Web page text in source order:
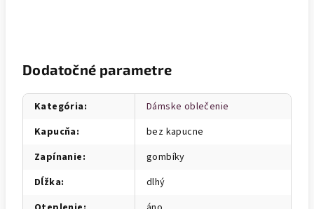
Dodatočné parametre
Kategória:
Dámske oblečenie
Kapucňa:
bez kapucne
Zapínanie:
gombíky
Dĺžka:
dlhý